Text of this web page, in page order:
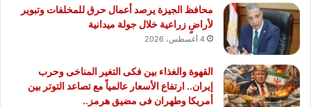
محافظ الجيزة يرصد أعمال حرق للمخلفات وتبوير
لأراضٍ زراعية خلال جولة ميدانية
4 أغسطس، 2026
القهوة والغذاء بين فكى التغير المناخى وحرب
إيران.. ارتفاع الأسعار عالمياً مع تصاعد التوتر بين
أمريكا وطهران فى مضيق هرمز..